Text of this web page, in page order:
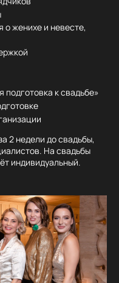
о женихе и невесте,
подготовка к свадьбе»
2 недели до свадьбы,
На свадьбы
индивидуальный.